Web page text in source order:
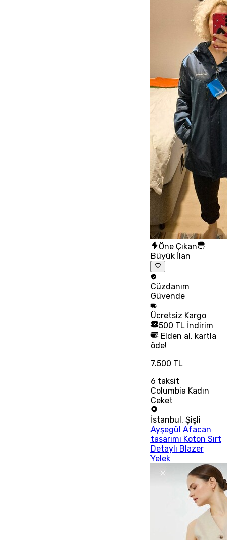
Öne Çıkan
Büyük İlan
Cüzdanım
Güvende
Ücretsiz Kargo
500 TL İndirim
Elden al, kartla
öde!
7.500 TL
6 taksit
Columbia Kadın
Ceket
İstanbul , Şişli
Ayşegül Afacan
tasarımı Koton Sırt
Detaylı Blazer
Yelek